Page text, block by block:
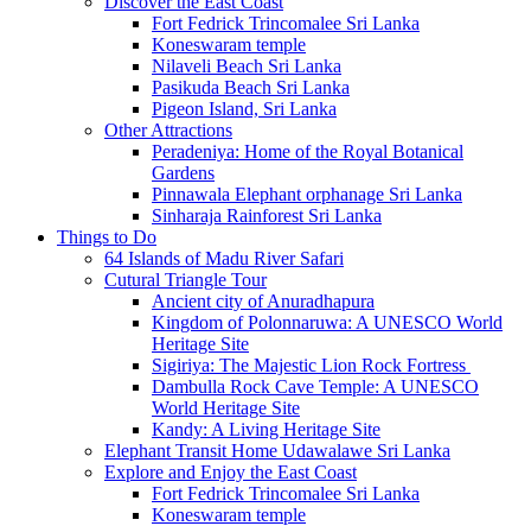
Fort Fedrick Trincomalee Sri Lanka
Koneswaram temple
Nilaveli Beach Sri Lanka
Pasikuda Beach Sri Lanka
Pigeon Island, Sri Lanka
Other Attractions
Peradeniya: Home of the Royal Botanical
Gardens
Pinnawala Elephant orphanage Sri Lanka
Sinharaja Rainforest Sri Lanka
Things to Do
64 Islands of Madu River Safari
Cutural Triangle Tour
Ancient city of Anuradhapura
Kingdom of Polonnaruwa: A UNESCO World
Heritage Site
Sigiriya: The Majestic Lion Rock Fortress
Dambulla Rock Cave Temple: A UNESCO
World Heritage Site
Kandy: A Living Heritage Site
Elephant Transit Home Udawalawe Sri Lanka
Explore and Enjoy the East Coast
Fort Fedrick Trincomalee Sri Lanka
Koneswaram temple